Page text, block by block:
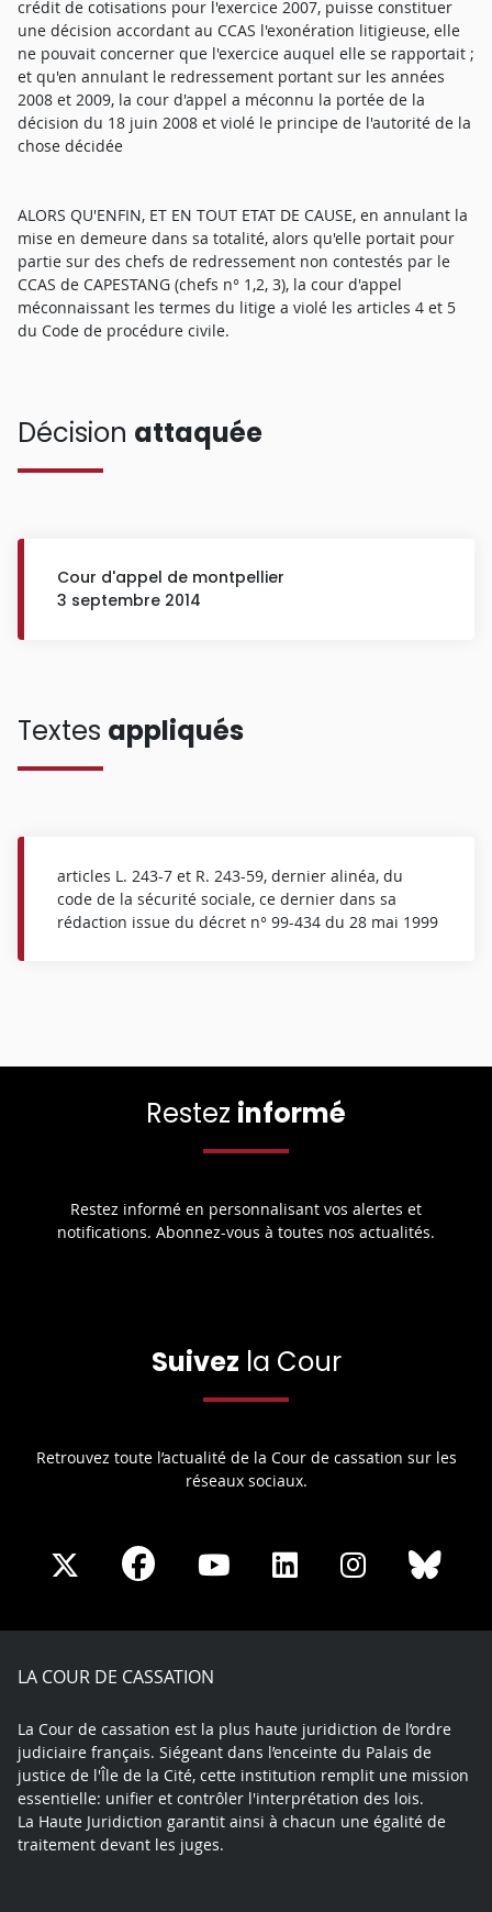
crédit de cotisations pour l'exercice 2007, puisse constituer
une décision accordant au CCAS l'exonération litigieuse, elle
ne pouvait concerner que l'exercice auquel elle se rapportait ;
et qu'en annulant le redressement portant sur les années
2008 et 2009, la cour d'appel a méconnu la portée de la
décision du 18 juin 2008 et violé le principe de l'autorité de la
chose décidée
ALORS QU'ENFIN, ET EN TOUT ETAT DE CAUSE, en annulant la
mise en demeure dans sa totalité, alors qu'elle portait pour
partie sur des chefs de redressement non contestés par le
CCAS de CAPESTANG (chefs n° 1,2, 3), la cour d'appel
méconnaissant les termes du litige a violé les articles 4 et 5
du Code de procédure civile.
Décision attaquée
Cour d'appel de montpellier
3 septembre 2014
Textes appliqués
articles L. 243-7 et R. 243-59, dernier alinéa, du
code de la sécurité sociale, ce dernier dans sa
rédaction issue du décret n° 99-434 du 28 mai 1999
Restez informé
Restez informé en personnalisant vos alertes et
notifications. Abonnez-vous à toutes nos actualités.
Suivez la Cour
Retrouvez toute l’actualité de la Cour de cassation sur les
réseaux sociaux.
Share
X
Share
Facebook
Share
Youtube
Share
LinkedIn
Share
Instagram
LA COUR DE CASSATION
La Cour de cassation est la plus haute juridiction de l’ordre
judiciaire français. Siégeant dans l’enceinte du Palais de
justice de l'Île de la Cité, cette institution remplit une mission
essentielle: unifier et contrôler l'interprétation des lois.
La Haute Juridiction garantit ainsi à chacun une égalité de
traitement devant les juges.